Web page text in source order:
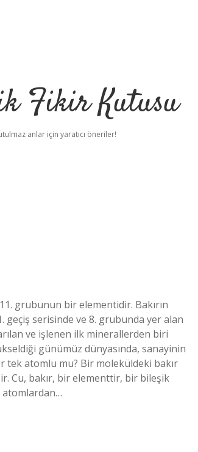
Fikir Kutusu
anlar için yaratıcı öneriler!
grubunun bir elementidir. Bakırın
geçiş serisinde ve 8. grubunda yer alan
ve işlenen ilk minerallerden biri
günümüz dünyasında, sanayinin
tek atomlu mu? Bir moleküldeki bakır
Cu, bakır, bir elementtir, bir bileşik
atomlardan…